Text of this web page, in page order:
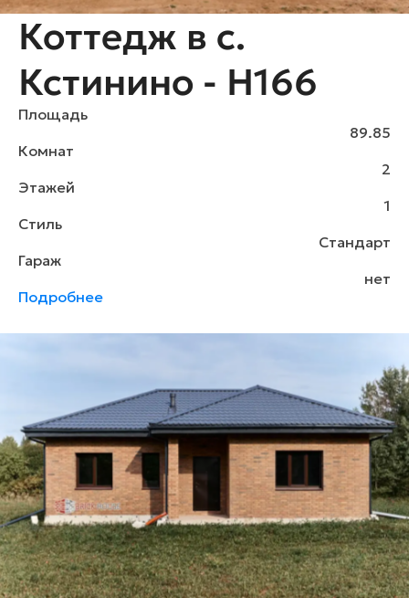
Коттедж в с.
Кстинино - H166
Площадь
89.85
Комнат
2
Этажей
1
Стиль
Стандарт
Гараж
нет
Подробнее